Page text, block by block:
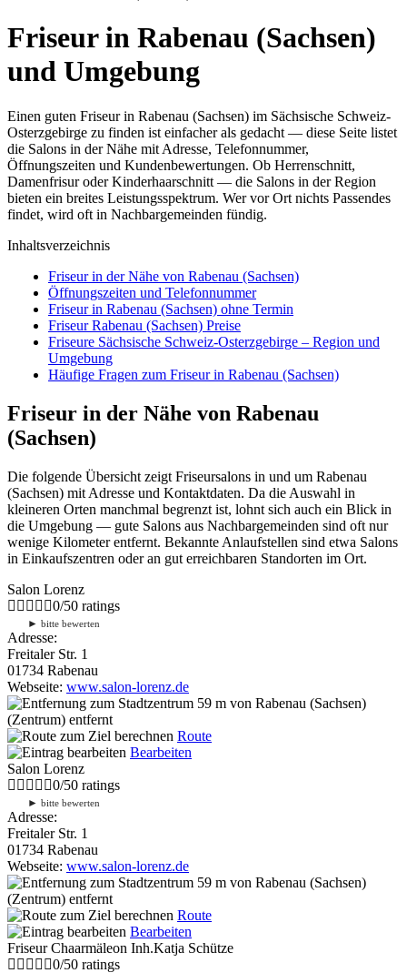
Friseur in Rabenau (Sachsen)
und Umgebung
Einen guten Friseur in Rabenau (Sachsen) im Sächsische Schweiz-
Osterzgebirge zu finden ist einfacher als gedacht — diese Seite listet
die Salons in der Nähe mit Adresse, Telefonnummer,
Öffnungszeiten und Kundenbewertungen. Ob Herrenschnitt,
Damenfrisur oder Kinderhaarschnitt — die Salons in der Region
bieten ein breites Leistungsspektrum. Wer vor Ort nichts Passendes
findet, wird oft in Nachbargemeinden fündig.
Inhaltsverzeichnis
Friseur in der Nähe von Rabenau (Sachsen)
Öffnungszeiten und Telefonnummer
Friseur in Rabenau (Sachsen) ohne Termin
Friseur Rabenau (Sachsen) Preise
Friseure Sächsische Schweiz-Osterzgebirge – Region und
Umgebung
Häufige Fragen zum Friseur in Rabenau (Sachsen)
Friseur in der Nähe von Rabenau
(Sachsen)
Die folgende Übersicht zeigt Friseursalons in und um Rabenau
(Sachsen) mit Adresse und Kontaktdaten. Da die Auswahl in
kleineren Orten manchmal begrenzt ist, lohnt sich auch ein Blick in
die Umgebung — gute Salons aus Nachbargemeinden sind oft nur
wenige Kilometer entfernt. Bekannte Anlaufstellen sind etwa Salons
in Einkaufszentren oder an gut erreichbaren Standorten im Ort.
Salon Lorenz
0/50 ratings
► bitte bewerten
Adresse:
Freitaler Str. 1
01734 Rabenau
Webseite: www.salon-lorenz.de
59 m von Rabenau (Sachsen)
(Zentrum) entfernt
Route
Bearbeiten
Salon Lorenz
0/50 ratings
► bitte bewerten
Adresse:
Freitaler Str. 1
01734 Rabenau
Webseite: www.salon-lorenz.de
59 m von Rabenau (Sachsen)
(Zentrum) entfernt
Route
Bearbeiten
Friseur Chaarmäleon Inh.Katja Schütze
0/50 ratings